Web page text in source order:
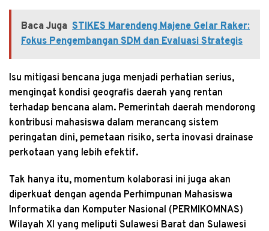
Baca Juga STIKES Marendeng Majene Gelar Raker:
Fokus Pengembangan SDM dan Evaluasi Strategis
Isu mitigasi bencana juga menjadi perhatian serius,
mengingat kondisi geografis daerah yang rentan
terhadap bencana alam. Pemerintah daerah mendorong
kontribusi mahasiswa dalam merancang sistem
peringatan dini, pemetaan risiko, serta inovasi drainase
perkotaan yang lebih efektif.
Tak hanya itu, momentum kolaborasi ini juga akan
diperkuat dengan agenda Perhimpunan Mahasiswa
Informatika dan Komputer Nasional (PERMIKOMNAS)
Wilayah XI yang meliputi Sulawesi Barat dan Sulawesi